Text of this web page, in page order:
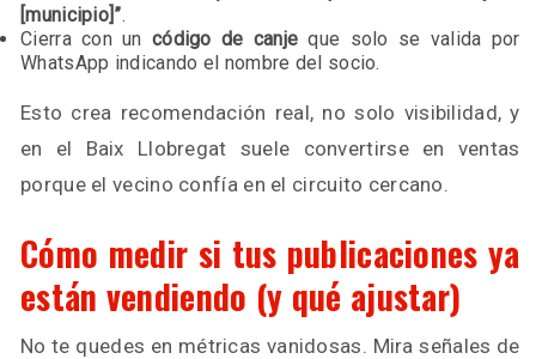
[municipio]”.
Cierra con un código de canje que solo se valida por
WhatsApp indicando el nombre del socio.
Esto crea recomendación real, no solo visibilidad, y
en el Baix Llobregat suele convertirse en ventas
porque el vecino confía en el circuito cercano.
Cómo medir si tus publicaciones ya
están vendiendo (y qué ajustar)
No te quedes en métricas vanidosas. Mira señales de